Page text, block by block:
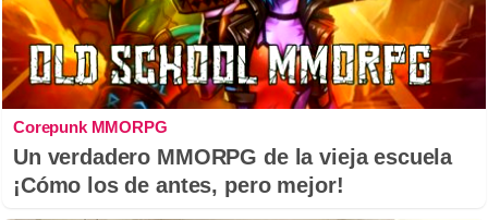
Corepunk MMORPG
Un verdadero MMORPG de la vieja escuela
¡Cómo los de antes, pero mejor!